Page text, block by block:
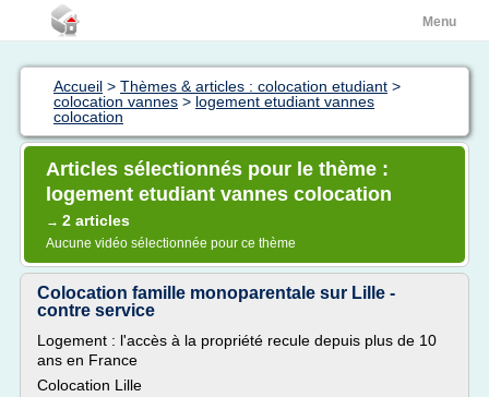
Menu
Accueil > Thèmes & articles : colocation etudiant >
colocation vannes > logement etudiant vannes
colocation
Articles sélectionnés pour le thème :
logement etudiant vannes colocation
→ 2 articles
Aucune vidéo sélectionnée pour ce thème
Colocation famille monoparentale sur Lille -
contre service
Logement : l'accès à la propriété recule depuis plus de 10
ans en France
Colocation Lille